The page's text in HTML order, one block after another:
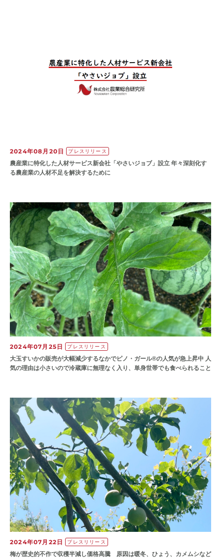
2024年08月20日 プレスリリース
農産業に特化した人材サービス新会社「やさいジョブ」設立 年々深刻化す
る農産業の人材不足を解決するために
2024年07月25日 プレスリリース
大玉すいかの販売が大幅減少するなかでピノ・ガール®の人気が急上昇中 人
気の理由は小さいので冷蔵庫に無理なく入り、単身世帯でも食べられること
2024年07月22日 プレスリリース
梅が歴史的不作で収穫半減し価格高騰 原因は暖冬、ひょう、カメムシなど